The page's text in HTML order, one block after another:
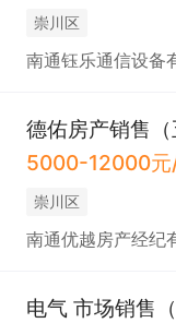
崇川区
南通钰乐通信设备
德佑房产销售（
5000-12000元
崇川区
南通优越房产经纪
电气 市场销售